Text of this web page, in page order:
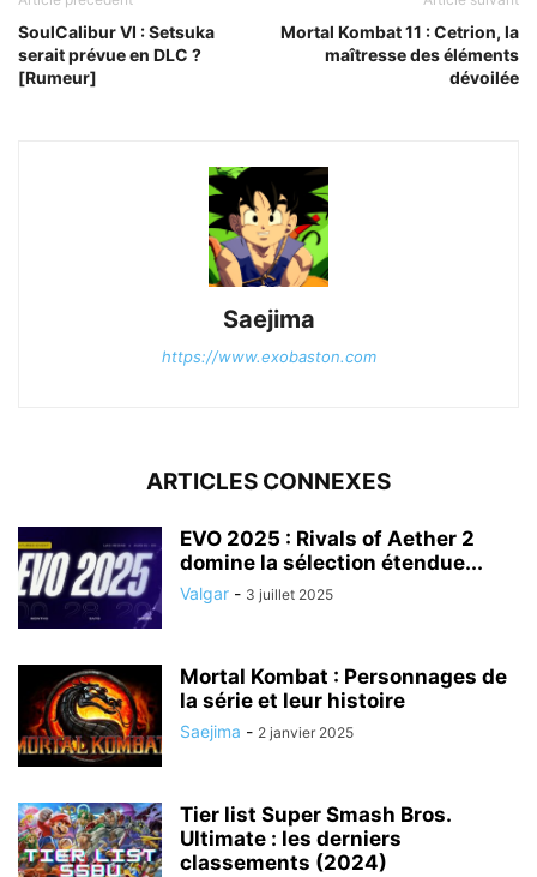
SoulCalibur VI : Setsuka
serait prévue en DLC ?
[Rumeur]
Mortal Kombat 11 : Cetrion, la
maîtresse des éléments
dévoilée
Saejima
https://www.exobaston.com
ARTICLES CONNEXES
EVO 2025 : Rivals of Aether 2
domine la sélection étendue...
Valgar - 3 juillet 2025
Mortal Kombat : Personnages de
la série et leur histoire
Saejima - 2 janvier 2025
Tier list Super Smash Bros.
Ultimate : les derniers
classements (2024)